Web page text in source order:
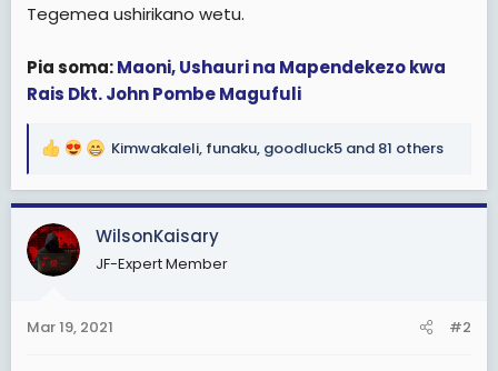
Tegemea ushirikano wetu.
Pia soma:Maoni, Ushauri na Mapendekezo kwa
Rais Dkt. John Pombe Magufuli
R
a
c
t
i
s
Kimwakaleli, funaku, goodluck5 and 81 others
WilsonKaisary
JF-Expert Member
Mar 19, 2021 #2